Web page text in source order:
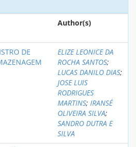
Author(s)
DE
ELIZE LEONICE DA
ROCHA SANTOS;
LUCAS DANILO DIAS;
JOSE LUIS
RODRIGUES
MARTINS; IRANSÉ
OLIVEIRA SILVA;
SANDRO DUTRA E
SILVA